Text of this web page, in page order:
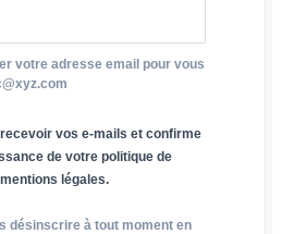
votre adresse email pour vous
vos e-mails et confirme
de votre politique de
légales.
désinscrire à tout moment en